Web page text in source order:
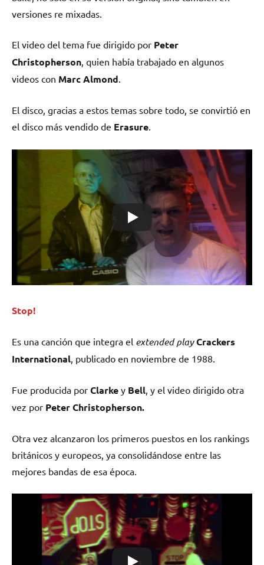
versiones re mixadas.
El video del tema fue dirigido por Peter
Christopherson, quien había trabajado en algunos
videos con Marc Almond.
El disco, gracias a estos temas sobre todo, se convirtió en
el disco más vendido de Erasure.
Stop!
Es una canción que integra el extended playCrackers
International , publicado en noviembre de 1988.
Fue producida por Clarke y Bell , y el video dirigido otra
vez por Peter Christopherson.
Otra vez alcanzaron los primeros puestos en los rankings
británicos y europeos, ya consolidándose entre las
mejores bandas de esa época.